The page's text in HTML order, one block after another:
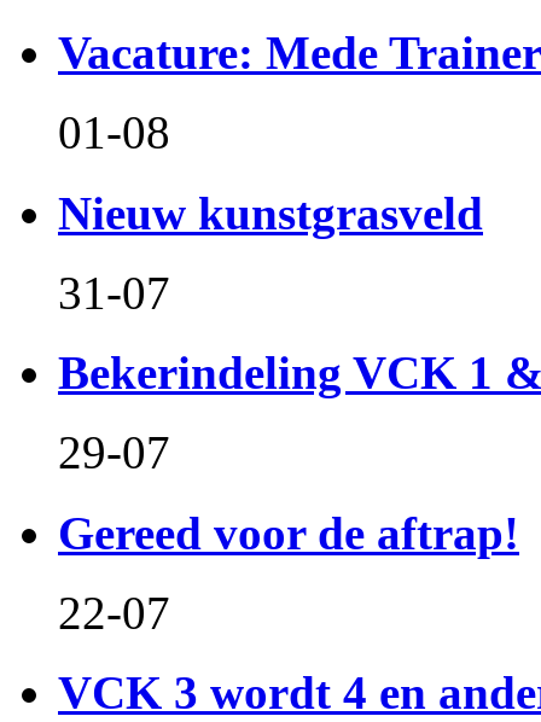
Vacature: Mede
01-08
Nieuw kunstgrasveld
31-07
Bekerindeling VCK 1
29-07
Gereed voor de aftrap!
22-07
VCK 3 wordt 4 en